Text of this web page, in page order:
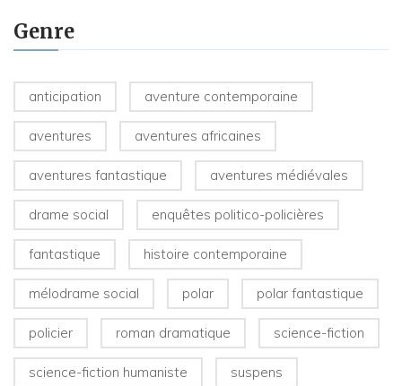
Genre
anticipation aventure contemporaine
aventures aventures africaines
aventures fantastique aventures médiévales
drame social enquêtes politico-policières
fantastique histoire contemporaine
mélodrame social polar polar fantastique
policier roman dramatique science-fiction
science-fiction humaniste suspens